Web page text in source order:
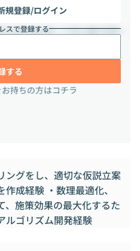
規登録/ログイン
スで登録する
する
持ちの方はコチラ
渋谷区道玄坂一丁目19番9号第一
階
ングをし、適切な仮説立案
成経験 ・数理最適化、
、施策効果の最大化するた
ルゴリズム開発経験